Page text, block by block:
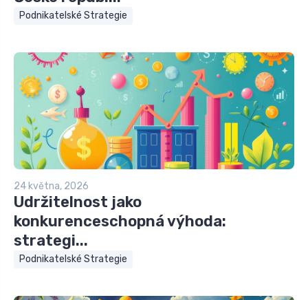
Podnikatelské Strategie
24 května, 2026
Udržitelnost jako
konkurenceschopná výhoda:
strategi...
Podnikatelské Strategie